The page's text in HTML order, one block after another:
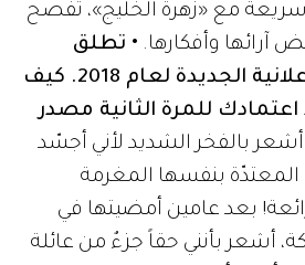
سريعة مع «زهرة الخليج»، تفصح
• تطلق
Bulgari حملتها الإعلانية الجديدة لعام 2018. كيف
للمرة الثانية مصدر
بالفخر الشديد لأني أجسّد
المعتدّة بنفسها المغرمة
بعد عامين أمضيتها في
أشعر بأنني حقاً جزءٌ من عائلة